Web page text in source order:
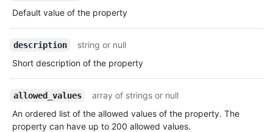
Default value of the property
description
string or null
Short description of the property
allowed_values
array of strings or null
An ordered list of the allowed values of the property. The
property can have up to 200 allowed values.